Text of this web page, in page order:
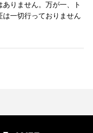
りません。万が一、ト
一切行っておりません